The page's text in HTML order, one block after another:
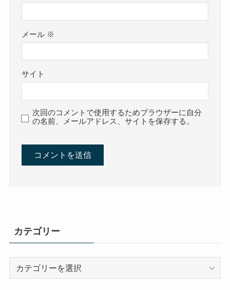
メール ※
サイト
次回のコメントで使用するためブラウザーに自分
の名前、メールアドレス、サイトを保存する。
カテゴリー